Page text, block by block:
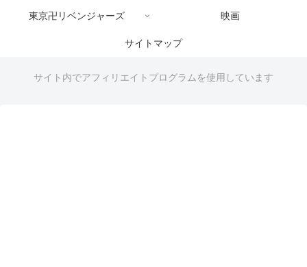
東京卍リベンジャーズ 映画
サイトマップ
サイト内でアフィリエイトプログラムを使用しています